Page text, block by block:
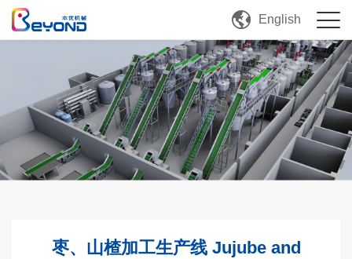
English
枣、山楂加工生产线 Jujube and